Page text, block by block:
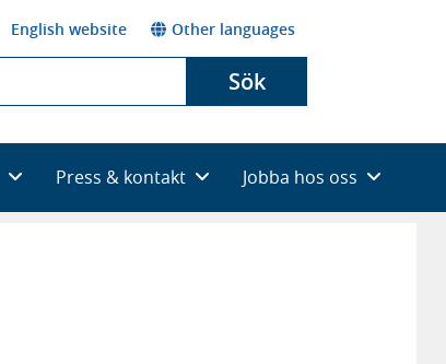
English website Other languages
Sök
Press & kontakt Jobba hos oss